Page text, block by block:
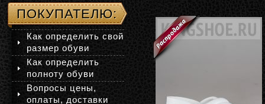
ПОКУПАТЕЛЮ:
Как определить свой
размер обуви
Как определить
полноту обуви
Вопросы цены,
оплаты, доставки